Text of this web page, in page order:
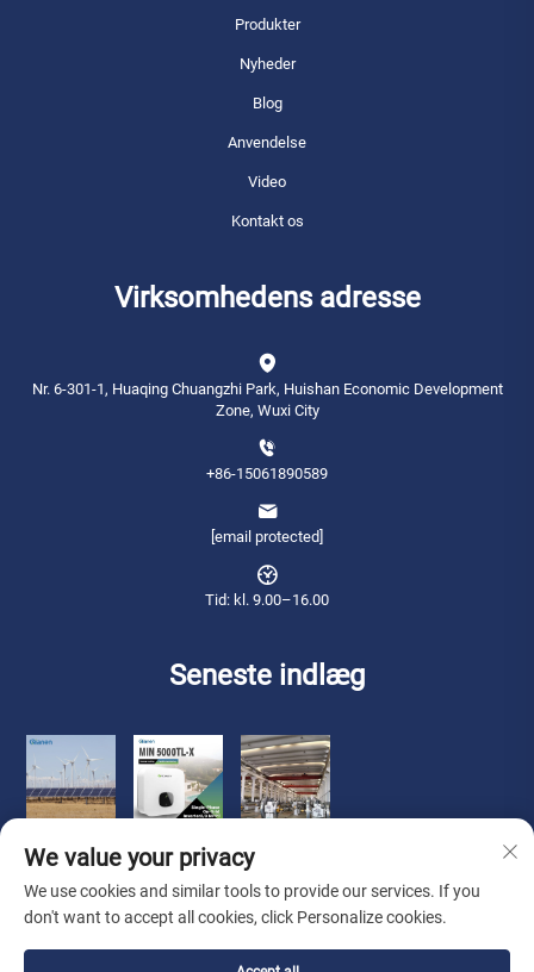
Produkter
Nyheder
Blog
Anvendelse
Video
Kontakt os
Virksomhedens adresse
Nr. 6-301-1, Huaqing Chuangzhi Park, Huishan Economic Development
Zone, Wuxi City
+86-15061890589
[email protected]
Tid: kl. 9.00–16.00
Seneste indlæg
Copyright © 2026 Qianneng International Trade (wuxi) Co., Ltd. Alle
We value your privacy
We use cookies and similar tools to provide our services. If you
don't want to accept all cookies, click Personalize cookies.